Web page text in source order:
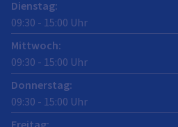
Dienstag:
09:30 - 15:00 Uhr
Mittwoch:
09:30 - 15:00 Uhr
Donnerstag:
09:30 - 15:00 Uhr
Freitag: